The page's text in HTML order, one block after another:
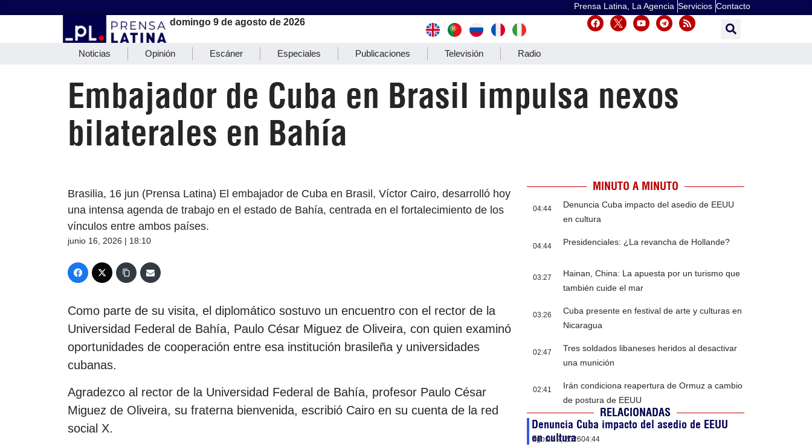
Prensa Latina, La Agencia Servicios Contacto
domingo 9 de agosto de 2026
Noticias Opinión Escáner Especiales Publicaciones Televisión Radio
Embajador de Cuba en Brasil impulsa nexos
bilaterales en Bahía
Brasilia, 16 jun (Prensa Latina) El embajador de Cuba en Brasil, Víctor Cairo, desarrolló hoy
una intensa agenda de trabajo en el estado de Bahía, centrada en el fortalecimiento de los
vínculos entre ambos países.
junio 16, 2026 | 18:10
Como parte de su visita, el diplomático sostuvo un encuentro con el rector de la
Universidad Federal de Bahía, Paulo César Miguez de Oliveira, con quien examinó
oportunidades de cooperación entre esa institución brasileña y universidades
cubanas.
Agradezco al rector de la Universidad Federal de Bahía, profesor Paulo César
Miguez de Oliveira, su fraterna bienvenida, escribió Cairo en su cuenta de la red
social X.
MINUTO A MINUTO
04:44
Denuncia Cuba impacto del asedio de EEUU
en cultura
04:44 Presidenciales: ¿La revancha de Hollande?
03:27
Hainan, China: La apuesta por un turismo que
también cuide el mar
03:26
Cuba presente en festival de arte y culturas en
Nicaragua
02:47
Tres soldados libaneses heridos al desactivar
una munición
02:41
Irán condiciona reapertura de Ormuz a cambio
de postura de EEUU
RELACIONADAS
Denuncia Cuba impacto del asedio de EEUU
en cultura
agosto 9, 202604:44